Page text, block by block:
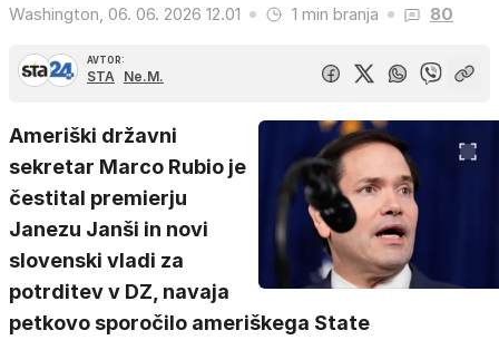
Washington, 06. 06. 2026 12.01 1 min branja 80
AVTOR:
STA Ne.M.
Ameriški državni
sekretar Marco Rubio je
čestital premierju
Janezu Janši in novi
slovenski vladi za
potrditev v DZ, navaja
petkovo sporočilo ameriškega State